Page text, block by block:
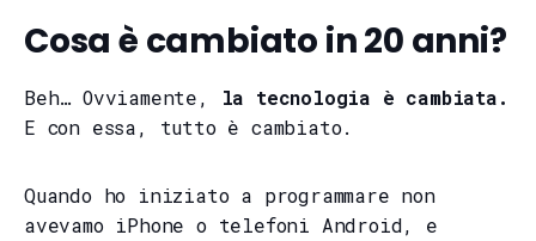
Cosa è cambiato in 20 anni?
Beh… Ovviamente,
la tecnologia è cambiata.
E con essa, tutto è cambiato.
Quando ho iniziato a programmare non
avevamo iPhone o telefoni Android, e